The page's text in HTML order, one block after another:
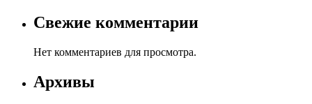
Свежие комментарии
Нет комментариев для просмотра.
Архивы